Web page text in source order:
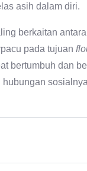
asih dalam diri.
berkaitan
pada tujuan
bertumbuh dan
hubungan